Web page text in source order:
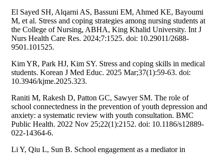
El Sayed SH, Alqarni AS, Bassuni EM, Ahmed KE, Bayoumi
M, et al. Stress and coping strategies among nursing students at
the College of Nursing, ABHA, King Khalid University. Int J
Nurs Health Care Res. 2024;7:1525. doi: 10.29011/2688-
9501.101525.
Kim YR, Park HJ, Kim SY. Stress and coping skills in medical
students. Korean J Med Educ. 2025 Mar;37(1):59-63. doi:
10.3946/kjme.2025.323.
Raniti M, Rakesh D, Patton GC, Sawyer SM. The role of
school connectedness in the prevention of youth depression and
anxiety: a systematic review with youth consultation. BMC
Public Health. 2022 Nov 25;22(1):2152. doi: 10.1186/s12889-
022-14364-6.
Li Y, Qiu L, Sun B. School engagement as a mediator in